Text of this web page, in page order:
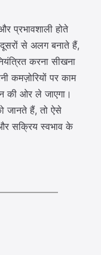
प्रभावशाली होते
से अलग बनाते हैं,
करना सीखना
कमज़ोरियों पर काम
की ओर ले जाएगा।
जानते हैं, तो ऐसे
सक्रिय स्वभाव के